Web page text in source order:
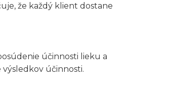
že každý klient dostane
účinnosti lieku a
účinnosti.